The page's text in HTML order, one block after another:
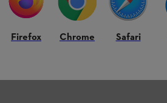
Firefox Chrome Safari